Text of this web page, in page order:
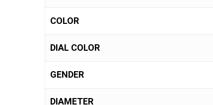
COLOR
DIAL COLOR
GENDER
DIAMETER